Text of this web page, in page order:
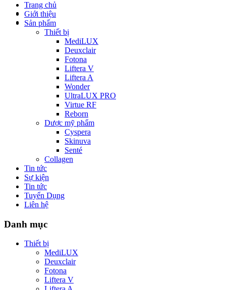
Trang chủ
Giới thiệu
Sản phẩm
Thiết bị
MediLUX
Deuxclair
Fotona
Liftera V
Liftera A
Wonder
UltraLUX PRO
Virtue RF
Reborn
Dược mỹ phẩm
Cyspera
Skinuva
Senté
Collagen
Tin tức
Sự kiện
Tin tức
Tuyển Dụng
Liên hệ
Danh mục
Thiết bị
MediLUX
Deuxclair
Fotona
Liftera V